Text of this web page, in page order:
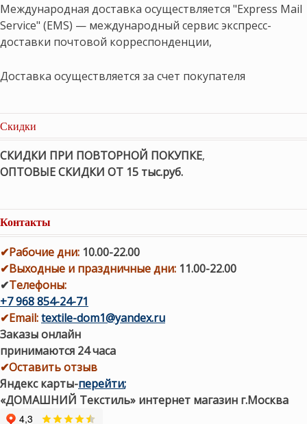
Международная доставка осуществляется "Express Mail
Service" (EMS) — международный сервис экспресс-
доставки почтовой корреспонденции,
Доставка осуществляется за счет покупателя
Скидки
СКИДКИ ПРИ ПОВТОРНОЙ ПОКУПКЕ,
ОПТОВЫЕ СКИДКИ ОТ 15 тыс.руб.
Контакты
✔Рабочие дни: 10.00-22.00
✔Выходные и праздничные дни: 11.00-22.00
✔Телефоны:
+7 968 854-24-71
✔Email:textile-dom1@yandex.ru
Заказы онлайн
принимаются 24 часа
✔Оставить отзыв
Яндекс карты-перейти;
«ДОМАШНИЙ Текстиль» интернет магазин г.Москва